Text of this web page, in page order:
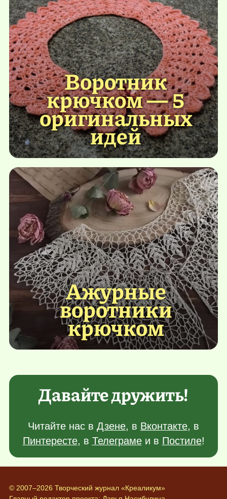
Воротник
крючком — 5
оригинальных
идей
Ажурные
воротники
крючком
Давайте дружить!
Читайте нас в Дзене, в Вконтакте, в
Пинтересте, в Телеграмеи в Постиле!
© 2007–2026 Творческий журнал «Креаликум»